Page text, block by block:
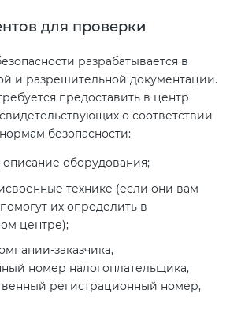
для проверки
разрабатывается в
и разрешительной документации.
предоставить в центр
о соответствии
безопасности:
оборудования;
технике (если они вам
их определить в
центре);
заказчика,
номер налогоплательщика,
регистрационный номер,